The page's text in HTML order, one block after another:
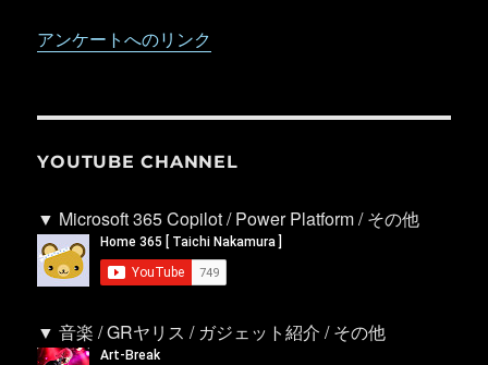
アンケートへのリンク
YOUTUBE CHANNEL
▼ Microsoft 365 Copilot / Power Platform / その他
▼ 音楽 / GRヤリス / ガジェット紹介 / その他